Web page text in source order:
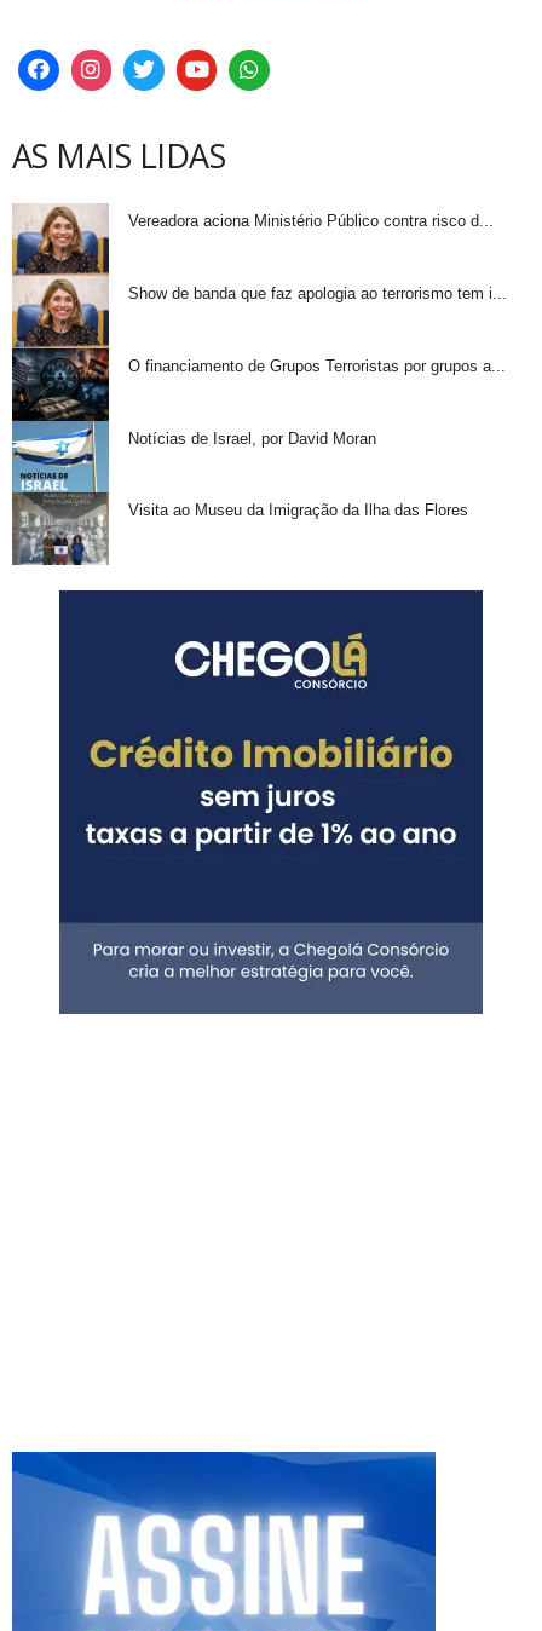
AS MAIS LIDAS
Vereadora aciona Ministério Público contra risco d...
Show de banda que faz apologia ao terrorismo tem i...
O financiamento de Grupos Terroristas por grupos a...
Notícias de Israel, por David Moran
Visita ao Museu da Imigração da Ilha das Flores